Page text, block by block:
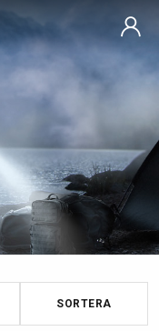
SORTERA